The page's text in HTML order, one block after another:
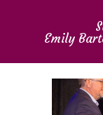
Emily
O NAS